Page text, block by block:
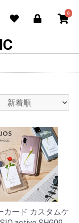
0
カード カスタムケ